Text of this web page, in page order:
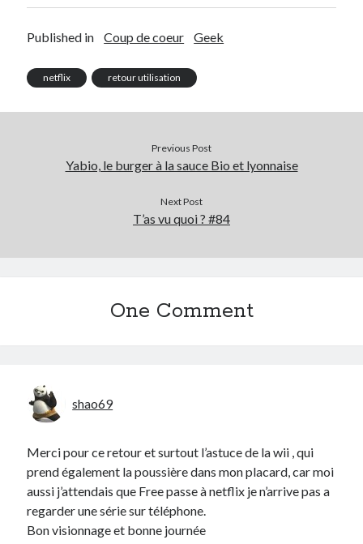
Published in Coup de coeur Geek
netflix retour utilisation
Previous Post
Yabio, le burger à la sauce Bio et lyonnaise
Next Post
T’as vu quoi ? #84
One Comment
shao69
Merci pour ce retour et surtout l’astuce de la wii , qui
prend également la poussière dans mon placard, car moi
aussi j’attendais que Free passe à netflix je n’arrive pas a
regarder une série sur téléphone.
Bon visionnage et bonne journée